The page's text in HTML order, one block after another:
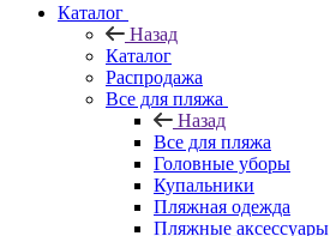
Каталог
Назад
Каталог
Распродажа
Все для пляжа
Назад
Все для пляжа
Головные уборы
Купальники
Пляжная одежда
Пляжные аксессуары